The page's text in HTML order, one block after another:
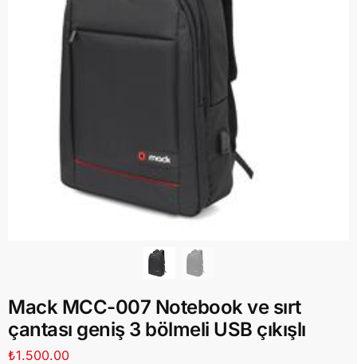
Mack MCC-007 Notebook ve sırt
çantası geniş 3 bölmeli USB çıkışlı
₺1.500.00